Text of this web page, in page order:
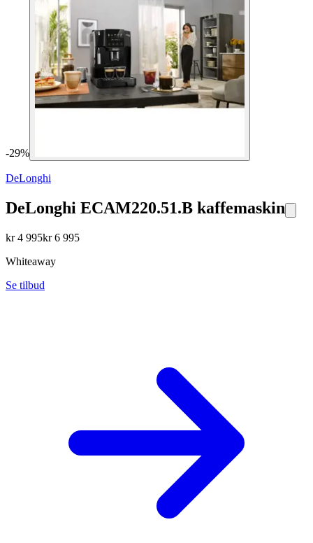
-29%
DeLonghi
DeLonghi ECAM220.51.B kaffemaskin
kr4 995kr6 995
Whiteaway
Se tilbud